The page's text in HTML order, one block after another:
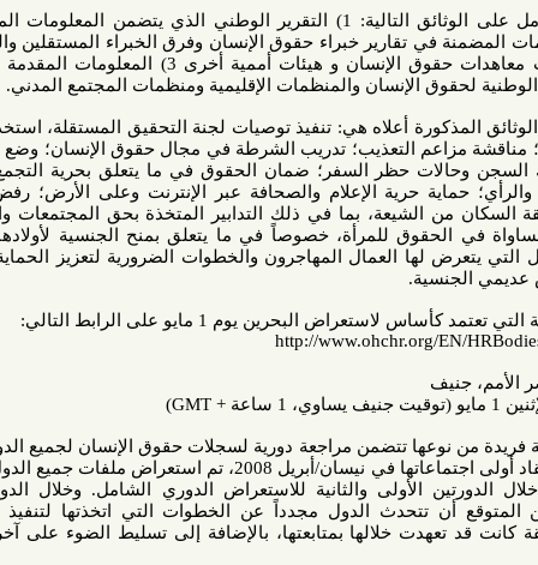
ويعتمد الاستعراض الدوري الشامل على الوثائق التالية: 1) التقرير الوطني الذي يتضمن المعلومات المقدمة من
المضمنة في تقارير خبراء حقوق الإنسان وفرق الخبراء المستقلين والتي تعرف
باسم الإجراءات الخاصة، وهيئات معاهدات حقوق الإنسان و هيئات أممية أخرى 3) المعلومات المقدمة من جهات
الإنسان والمنظمات الإقليمية ومنظمات المجتمع المدني.
أعلاه هي: تنفيذ توصيات لجنة التحقيق المستقلة، استخدام عقوبة
التعذيب؛ تدريب الشرطة في مجال حقوق الإنسان؛ وضع المدافعين
حظر السفر؛ ضمان الحقوق في ما يتعلق بحرية التجمع السلمي
حرية الإعلام والصحافة عبر الإنترنت وعلى الأرض؛ رفض القومية
من الشيعة، بما في ذلك التدابير المتخذة بحق المجتمعات والقادة من
للمرأة، خصوصاً في ما يتعلق بمنح الجنسية لأولادها؛ مناقشة
لها العمال المهاجرون والخطوات الضرورية لتعزيز الحماية القانونية
البحرين يوم 1 مايو على الرابط التالي:
http://www.ohchr.org/
الاستعراض الدوري الشامل عملية فريدة من نوعها تتضمن مراجعة دورية لسجلات حقوق الإنسان لجميع الدول الـ 193
الأعضاء بالأمم المتحدة. ومنذ انعقاد أولى اجتماعاتها في نيسان/أبريل 2008، تم استعراض ملفات جميع الدول الأعضاء
الأولى والثانية للاستعراض الدوري الشامل. وخلال الدورة الثالثة
تتحدث الدول مجدداً عن الخطوات التي اتخذتها لتنفيذ التوصيات
خلالها بمتابعتها، بالإضافة إلى تسليط الضوء على آخر تطورات